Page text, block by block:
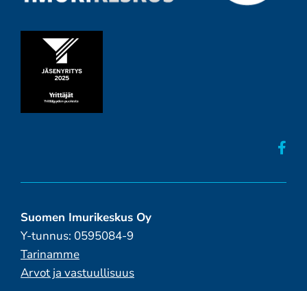
Suomen Imurikeskus Oy
Y-tunnus: 0595084-9
Tarinamme
Arvot ja vastuullisuus